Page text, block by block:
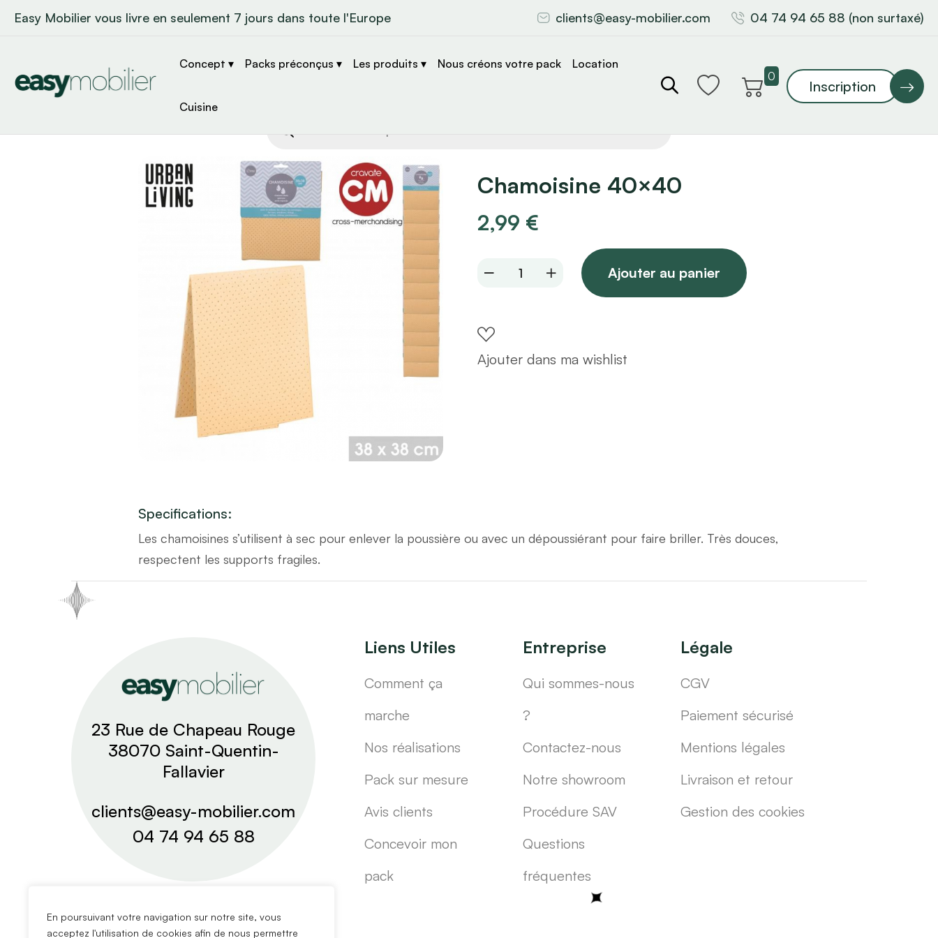
En poursuivant votre navigation sur notre site, vous
acceptez l'utilisation de cookies afin de nous permettre
Easy Mobilier vous livre en seulement 7 jours dans toute l'Europe clients@easy-mobilier.com 04 74 94 65 88 (non surtaxé)
0
Inscription
Concept ▾ Packs préconçus ▾ Les produits ▾ Nous créons votre pack Location
Cuisine
de
Chamoisine 40×40
2,99 €
Chamoisine
Ajouter au panier
Ajouter dans ma wishlist
Specifications:
Les chamoisines s’utilisent à sec pour enlever la poussière ou avec un dépoussiérant pour faire briller. Très douces,
respectent les supports fragiles.
23 Rue de Chapeau Rouge
38070 Saint-Quentin-
Fallavier
clients@easy-mobilier.com
04 74 94 65 88
Liens Utiles
Comment ça
marche
Nos réalisations
Pack sur mesure
Avis clients
Concevoir mon
pack
Entreprise
Qui sommes-nous
?
Contactez-nous
Notre showroom
Procédure SAV
Questions
fréquentes
Légale
CGV
Paiement sécurisé
Mentions légales
Livraison et retour
Gestion des cookies